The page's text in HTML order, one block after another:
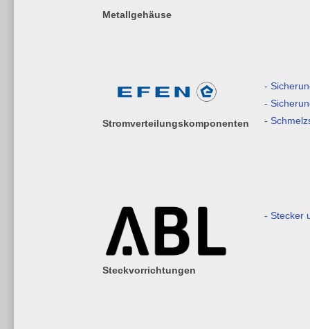
Metallgehäuse
Stromverteilungskomponenten
-
-
-
Steckvorrichtungen
- Stecker